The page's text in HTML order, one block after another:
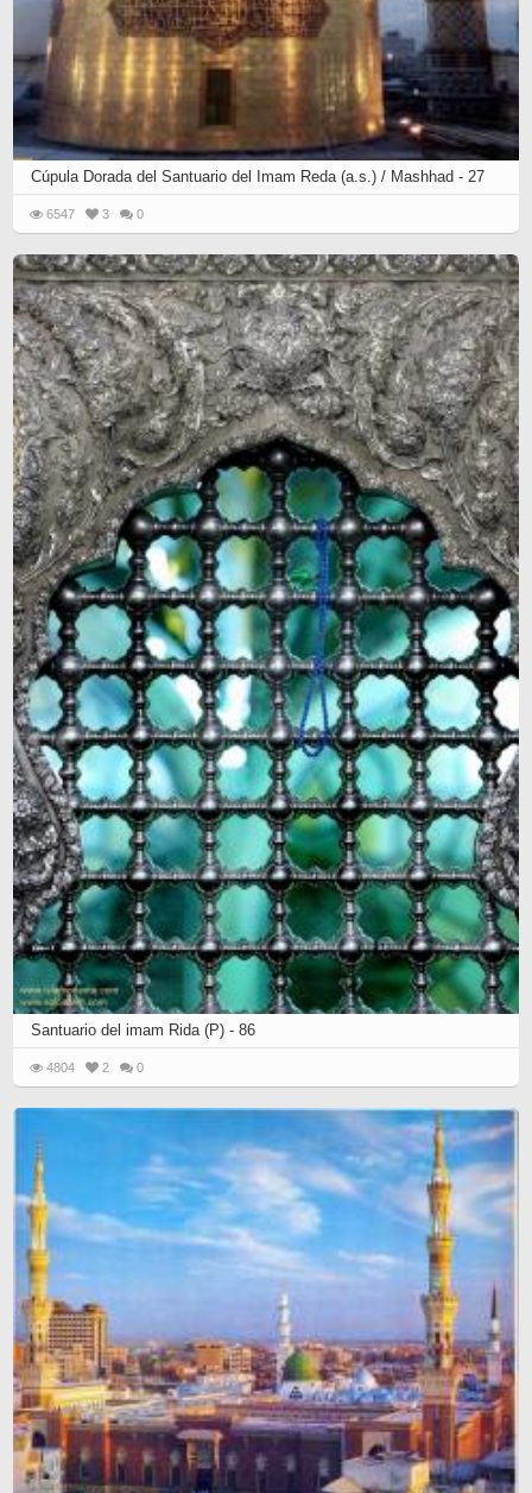
Cúpula Dorada del Santuario del Imam Reda (a.s.) / Mashhad - 27
6547 3 0
Santuario del imam Rida (P) - 86
4804 2 0